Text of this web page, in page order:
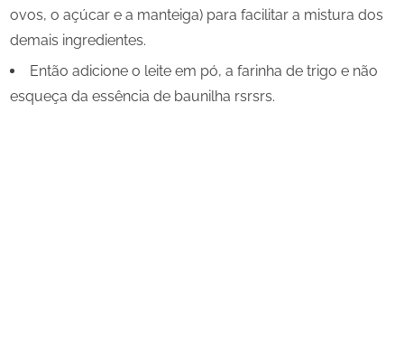
ovos, o açúcar e a manteiga) para facilitar a mistura dos
demais ingredientes.
Então adicione o leite em pó, a farinha de trigo e não
esqueça da essência de baunilha rsrsrs.